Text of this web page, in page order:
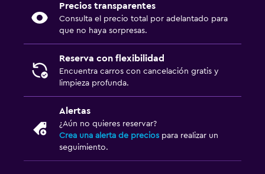
Precios transparentes
Consulta el precio total por adelantado para
que no haya sorpresas.
Reserva con flexibilidad
Encuentra carros con cancelación gratis y
limpieza profunda.
Alertas
¿Aún no quieres reservar?
Crea una alerta de precios para realizar un
seguimiento.